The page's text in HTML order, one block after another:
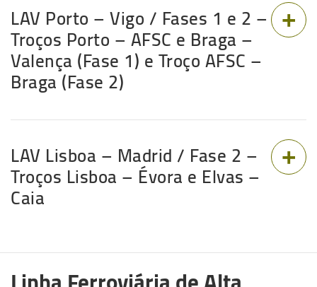
LAV Porto – Vigo / Fases 1 e 2 –
Troços Porto – AFSC e Braga –
Valença (Fase 1) e Troço AFSC –
Braga (Fase 2)
LAV Lisboa – Madrid / Fase 2 –
Troços Lisboa – Évora e Elvas –
Caia